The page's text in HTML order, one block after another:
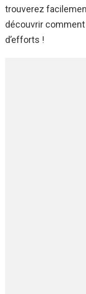
trouverez
découvrir
d’efforts !